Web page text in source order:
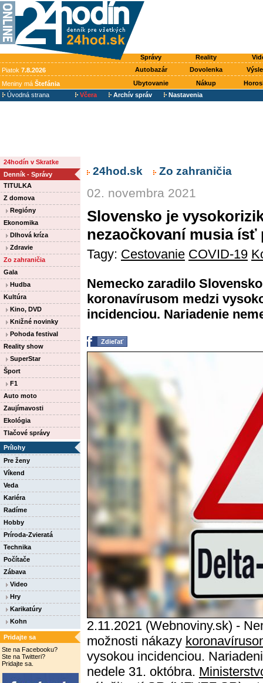
Správy Reality
Piatok 7.8.2026 Autobazár Dovolenka
Meniny má Štefánia Ubytovanie Nákup
Úvodná strana
Včera Archív správ Nastavenia
24hodín v Skratke
Denník - Správy
TITULKA
Z domova
Regióny
Ekonomika
Dlhová kríza
Zdravie
Zo zahraničia
Gala
Hudba
Kultúra
Kino, DVD
Knižné novinky
Pohoda festival
Reality show
SuperStar
Šport
F1
Auto moto
Zaujímavosti
Ekológia
Tlačové správy
Prílohy
Pre ženy
Víkend
Veda
Kariéra
Radíme
Hobby
Príroda-Zvieratá
Technika
Počítače
Zábava
Video
Hry
Karikatúry
Kohn
Pridajte sa
Ste na Facebooku?
Ste na Twitteri?
Pridajte sa.
24hod.sk Zo zahraničia
02. novembra 2021
Slovensko je
nezaočkovaní musia
Tagy: Cestovanie COVID-19
Nemecko zaradilo
koronavírusom medzi
incidenciou. Nariadenie
Zdieľať
2.11.2021 (Webnoviny.sk) -
možnosti nákazy
vysokou incidenciou.
nedele 31. októbra.